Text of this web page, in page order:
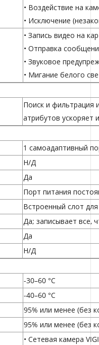
• Воздействие на
• Исключение
• Запись видео на
• Отправка
• Звуковое
• Мигание белого
Поиск и фильтрация
атрибутов ускоряет
1 самоадаптивный
Н/Д
Да
Порт питания
Встроенный слот
Да; записывает все,
Да
Н/Д
-30–60 °С
-40–60 °С
95% или менее (без
95% или менее (без
• Сетевая камера VIGI